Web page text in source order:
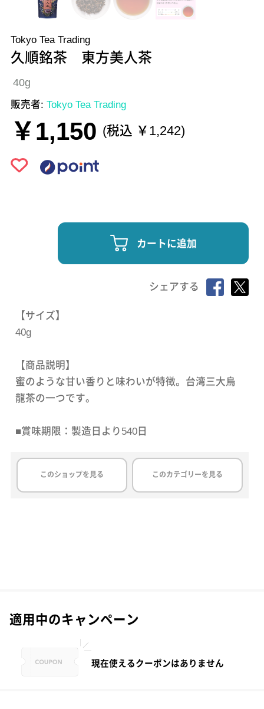
Tokyo Tea Trading
久順銘茶 東方美人茶
40g
販売者: Tokyo Tea Trading
￥1,150 (税込 ￥1,242)
カートに追加
シェアする
【サイズ】
40g
【商品説明】
蜜のような甘い香りと味わいが特徴。台湾三大烏
龍茶の一つです。
■賞味期限：製造日より540日
このショップを見る このカテゴリーを見る
適用中のキャンペーン
現在使えるクーポンはありません